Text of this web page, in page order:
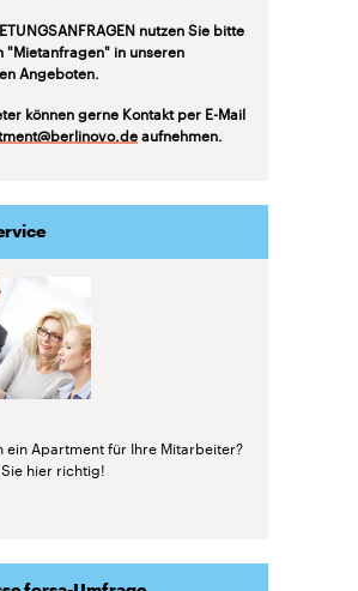
nutzen Sie bitte
"Mietanfragen" in unseren
Angeboten.
können gerne Kontakt per E-Mail
aufnehmen.
ein Apartment für Ihre Mitarbeiter?
hier richtig!